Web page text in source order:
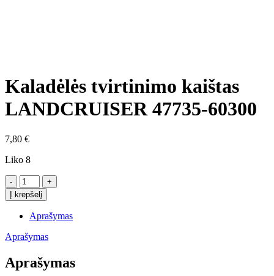
Kaladėlės tvirtinimo kaištas
LANDCRUISER 47735-60300
7,80 €
Liko 8
produkto
kiekis:
Kaladėlės
tvirtinimo
kaištas
LANDCRUISER
60300
Į krepšelį
Aprašymas
Aprašymas
Aprašymas